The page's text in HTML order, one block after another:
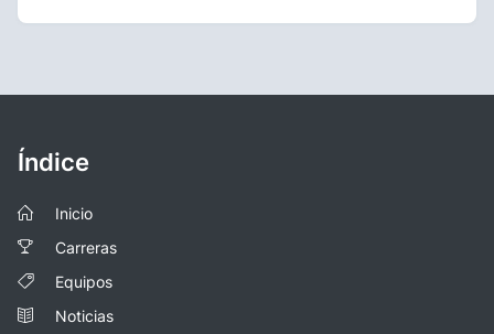
Índice
Inicio
Carreras
Equipos
Noticias